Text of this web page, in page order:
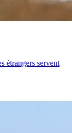
étrangers servent